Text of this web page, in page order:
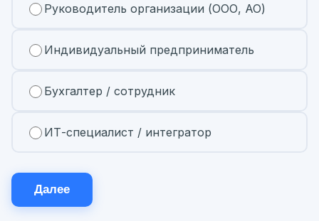
Руководитель организации (ООО, АО)
Индивидуальный предприниматель
Бухгалтер / сотрудник
ИТ-специалист / интегратор
Далее